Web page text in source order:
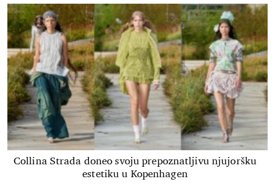
Collina Strada doneo svoju prepoznatljivu njujoršku
estetiku u Kopenhagen